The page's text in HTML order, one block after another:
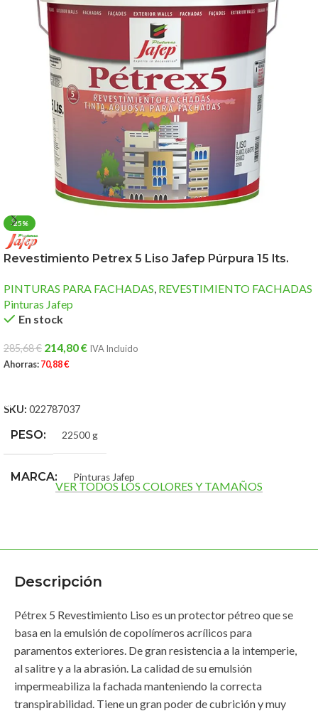
-25%
Revestimiento Petrex 5 Liso Jafep Púrpura 15 lts.
PINTURAS PARA FACHADAS, REVESTIMIENTO FACHADAS
Pinturas Jafep
En stock
285,68€ 214,80€ IVA Incluido
Ahorras:70,88€
SKU: 022787037
PESO 22500 g
MARCA Pinturas Jafep
VER TODOS LOS COLORES Y TAMAÑOS
Descripción
Pétrex 5 Revestimiento Liso es un protector pétreo que se
basa en la emulsión de copolímeros acrílicos para
paramentos exteriores. De gran resistencia a la intemperie,
al salitre y a la abrasión. La calidad de su emulsión
impermeabiliza la fachada manteniendo la correcta
transpirabilidad. Tiene un gran poder de cubrición y muy